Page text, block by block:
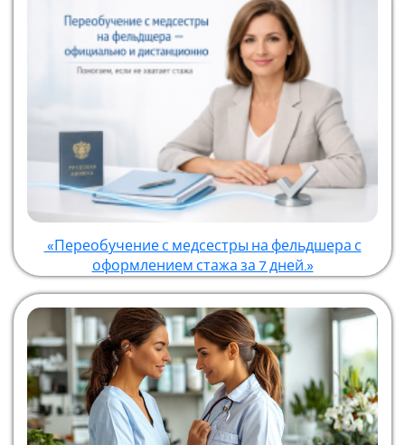
«Переобучение с медсестры на фельдшера с
оформлением стажа за 7 дней.»